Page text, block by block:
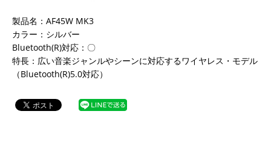
製品名：AF45W MK3
カラー：シルバー
Bluetooth(R)対応：〇
特長：広い音楽ジャンルやシーンに対応するワイヤレス・モデル
（Bluetooth(R)5.0対応）